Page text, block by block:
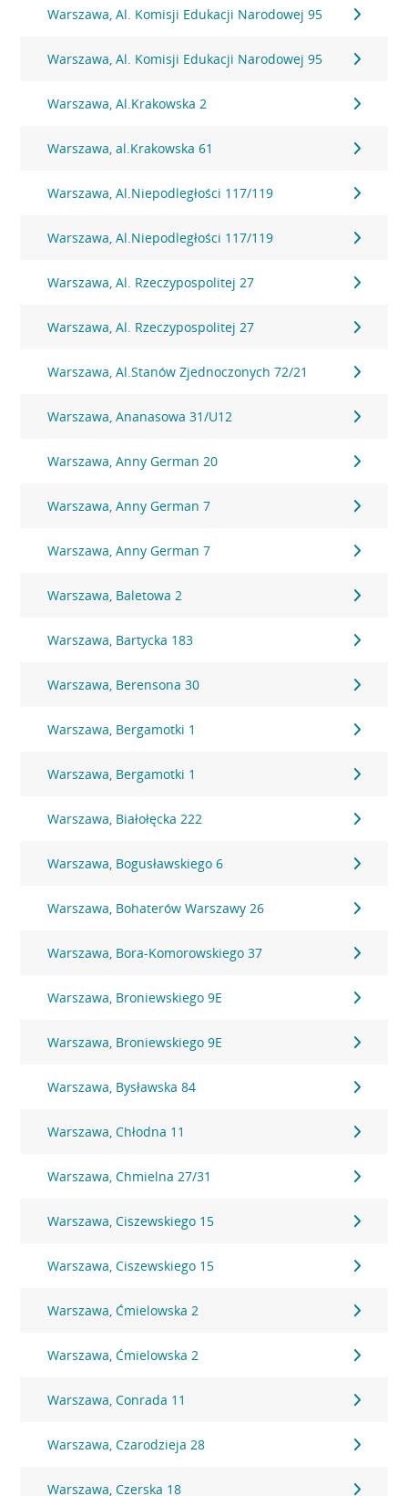
Warszawa, Al. Komisji Edukacji Narodowej 95
Warszawa, Al. Komisji Edukacji Narodowej 95
Warszawa, Al.Krakowska 2
Warszawa, al.Krakowska 61
Warszawa, Al.Niepodległości 117/119
Warszawa, Al.Niepodległości 117/119
Warszawa, Al. Rzeczypospolitej 27
Warszawa, Al. Rzeczypospolitej 27
Warszawa, Al.Stanów Zjednoczonych 72/21
Warszawa, Ananasowa 31/U12
Warszawa, Anny German 20
Warszawa, Anny German 7
Warszawa, Anny German 7
Warszawa, Baletowa 2
Warszawa, Bartycka 183
Warszawa, Berensona 30
Warszawa, Bergamotki 1
Warszawa, Bergamotki 1
Warszawa, Białołęcka 222
Warszawa, Bogusławskiego 6
Warszawa, Bohaterów Warszawy 26
Warszawa, Bora-Komorowskiego 37
Warszawa, Broniewskiego 9E
Warszawa, Broniewskiego 9E
Warszawa, Bysławska 84
Warszawa, Chłodna 11
Warszawa, Chmielna 27/31
Warszawa, Ciszewskiego 15
Warszawa, Ciszewskiego 15
Warszawa, Ćmielowska 2
Warszawa, Ćmielowska 2
Warszawa, Conrada 11
Warszawa, Czarodzieja 28
Warszawa, Czerska 18